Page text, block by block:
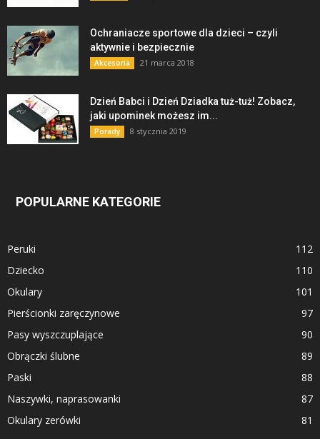
Ochraniacze sportowe dla dzieci – czyli
aktywnie i bezpiecznie
Akcesoria 21 marca 2018
Dzień Babci i Dzień Dziadka tuż-tuż! Zobacz,
jaki upominek możesz im...
Porady 8 stycznia 2019
POPULARNE KATEGORIE
Peruki
112
Dziecko
110
Okulary
101
Pierścionki zaręczynowe
97
Pasy wyszczuplające
90
Obrączki ślubne
89
Paski
88
Naszywki, naprasowanki
87
Okulary zerówki
81